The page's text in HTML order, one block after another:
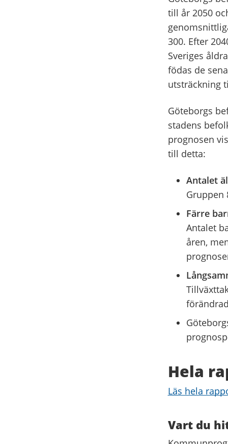
till år 2050
300. Efter
Sveriges
födas de
utsträckning
Göteborgs
stadens
prognosen
till detta:
Antalet
Gruppen
Färre
Antalet
åren,
Hela
Läs hela
Vart du